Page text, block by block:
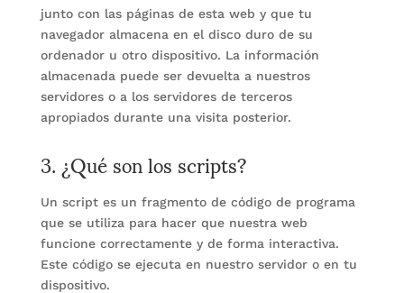
junto con las páginas de esta web y que tu
navegador almacena en el disco duro de su
ordenador u otro dispositivo. La información
almacenada puede ser devuelta a nuestros
servidores o a los servidores de terceros
apropiados durante una visita posterior.
3. ¿Qué son los scripts?
Un script es un fragmento de código de programa
que se utiliza para hacer que nuestra web
funcione correctamente y de forma interactiva.
Este código se ejecuta en nuestro servidor o en tu
dispositivo.